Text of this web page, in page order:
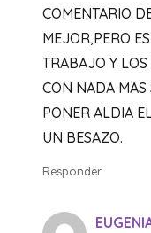
COMENTARIO
MEJOR,PERO
TRABAJO Y
CON NADA MAS
PONER ALDIA
UN BESAZO.
Responder